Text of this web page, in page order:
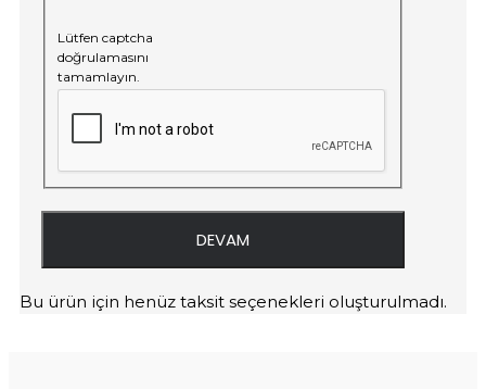
Lütfen captcha
doğrulamasını
tamamlayın.
DEVAM
Bu ürün için henüz taksit seçenekleri oluşturulmadı.